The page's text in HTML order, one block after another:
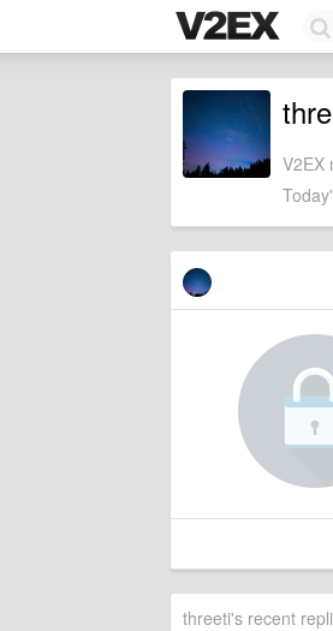
V2EX
threeti's recent